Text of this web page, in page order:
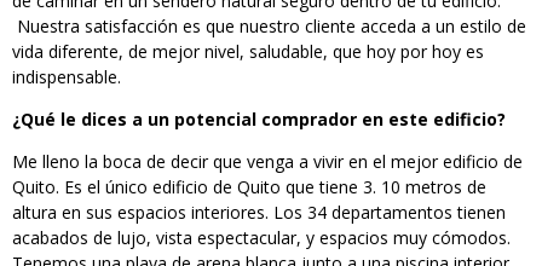
Nuestra satisfacción es que nuestro cliente acceda a un estilo de
vida diferente, de mejor nivel, saludable, que hoy por hoy es
indispensable.
¿Qué le dices a un potencial comprador en este edificio?
Me lleno la boca de decir que venga a vivir en el mejor edificio de
Quito. Es el único edificio de Quito que tiene 3. 10 metros de
altura en sus espacios interiores. Los 34 departamentos tienen
acabados de lujo, vista espectacular, y espacios muy cómodos.